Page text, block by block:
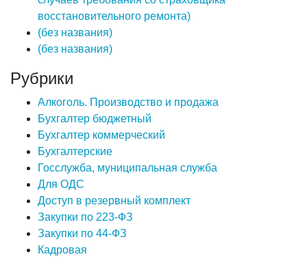
восстановительного ремонта)
(без названия)
(без названия)
Рубрики
Алкоголь. Производство и продажа
Бухгалтер бюджетный
Бухгалтер коммерческий
Бухгалтерские
Госслужба, муниципальная служба
Для ОДС
Доступ в резервный комплект
Закупки по 223-ФЗ
Закупки по 44-ФЗ
Кадровая